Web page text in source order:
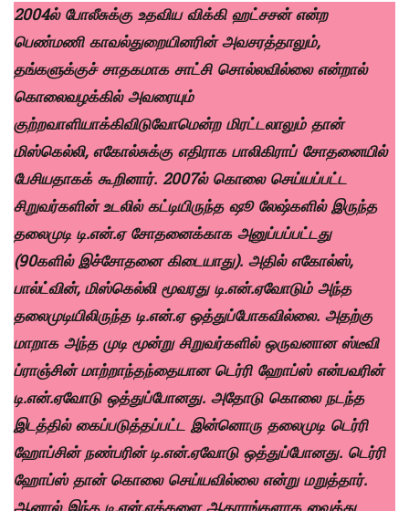
2004ல் போலீசுக்கு உதவிய விக்கி ஹட்சசன் என்ற
பெண்மணி காவல்துறையினரின் அவசரத்தாலும்,
தங்களுக்குச் சாதகமாக சாட்சி சொல்லவில்லை என்றால்
கொலைவழக்கில் அவரையும்
குற்றவாளியாக்கிவிடுவோமென்ற மிரட்டலாலும் தான்
மிஸ்கெல்லி, எகோல்சுக்கு எதிராக பாலிகிராப் சோதனையில்
பேசியதாகக் கூறினார். 2007ல் கொலை செய்யப்பட்ட
சிறுவர்களின் உடலில் கட்டியிருந்த ஷூ லேஷ்களில் இருந்த
தலைமுடி டி.என்.ஏ சோதனைக்காக அனுப்பப்பட்டது
(90களில் இச்சோதனை கிடையாது). அதில் எகோல்ஸ்,
பால்ட்வின், மிஸ்கெல்லி மூவரது டி.என்.ஏவோடும் அந்த
தலைமுடியிலிருந்த டி.என்.ஏ ஒத்துப்போகவில்லை. அதற்கு
மாறாக அந்த முடி மூன்று சிறுவர்களில் ஒருவனான ஸ்டீவி
ப்ராஞ்சின் மாற்றாந்தந்தையான டெர்ரி ஹோப்ஸ் என்பவரின்
டி.என்.ஏவோடு ஒத்துப்போனது. அதோடு கொலை நடந்த
இடத்தில் கைப்படுத்தப்பட்ட இன்னொரு தலைமுடி டெர்ரி
ஹோப்சின் நண்பரின் டி.என்.ஏவோடு ஒத்துப்போனது. டெர்ரி
ஹோப்ஸ் தான் கொலை செய்யவில்லை என்று மறுத்தார்.